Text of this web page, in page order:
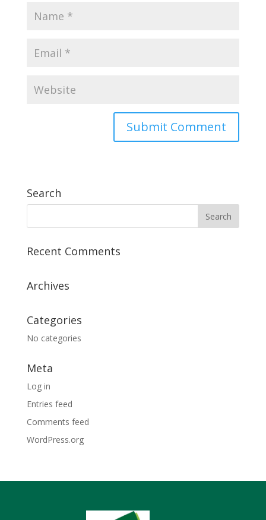
Search
Recent Comments
Archives
Categories
No categories
Meta
Log in
Entries feed
Comments feed
WordPress.org